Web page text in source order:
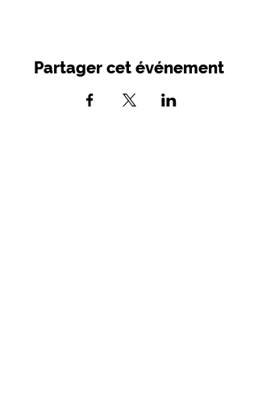
Partager cet événement